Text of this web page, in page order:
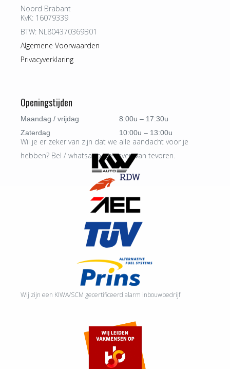
Noord Brabant
KvK: 16079339
BTW: NL804370369B01
Algemene Voorwaarden
Privacyverklaring
Openingstijden
Maandag / vrijdag
8:00u – 17:30u
Zaterdag
10:00u – 13:00u
Wil je er zeker van zijn dat we alle aandacht voor je
hebben? Bel / whatsapp ons even van tevoren.
Wij zijn een KIWA/SCM gecertificeerd alarm inbouwbedrijf